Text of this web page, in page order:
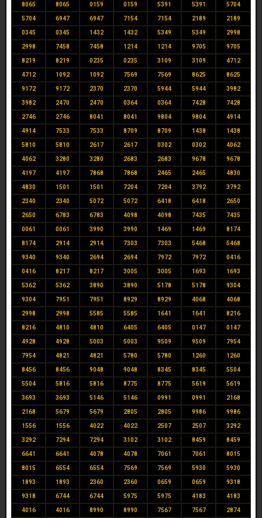
8065 8065 0159 0159 5391 5391 5704
5704 6947 6947 7154 7154 2189 2189
0345 0345 1432 1432 5349 5349 2998
2998 7458 7458 1214 1214 9705 9705
8219 8219 0235 0235 3109 3109 4712
4712 1092 1092 7569 7569 8625 8625
9172 9172 2370 2370 5944 5944 3982
3982 2470 2470 0364 0364 7428 7428
2746 2746 8041 8041 9804 9804 4914
4914 7533 7533 8709 8709 1438 1438
5810 5810 2617 2617 0302 0302 4062
4062 3280 3280 2683 2683 9678 9678
4197 4197 7868 7868 2465 2465 4830
4830 1501 1501 7204 7204 3792 3792
2340 2340 5072 5072 6418 6418 2650
2650 6783 6783 4098 4098 7435 7435
0061 0061 3990 3990 1469 1469 8174
8174 2914 2914 7303 7303 5468 5468
9340 9340 2694 2694 7972 7972 0416
0416 8217 8217 3005 3005 1693 1693
5362 5362 3890 3890 5178 5178 9304
9304 7951 7951 8929 8929 4068 4068
2998 2998 5585 5585 1641 1641 8216
8216 4810 4810 6405 6405 0147 0147
4928 4928 5003 5003 9509 9509 7954
7954 4821 4821 5780 5780 1260 1260
8456 8456 9048 9048 8345 8345 5504
5504 5816 5816 8775 8775 5619 5619
3693 3693 5146 5146 0991 0991 2168
2168 5679 5679 2805 2805 9986 9986
1556 1556 4022 4022 2507 2507 3292
3292 7294 7294 3102 3102 8459 8459
6641 6641 4078 4078 7061 7061 8015
8015 6554 6554 7569 7569 5930 5930
1893 1893 2360 2360 0659 0659 9318
9318 6744 6744 5975 5975 4183 4183
4016 4016 8990 8990 7567 7567 2874